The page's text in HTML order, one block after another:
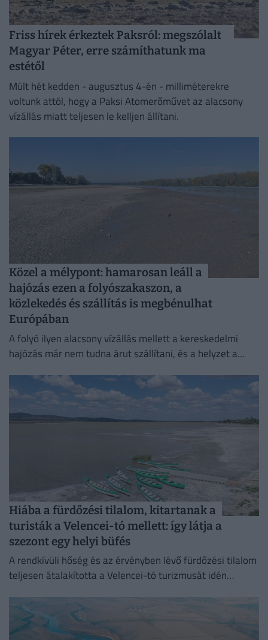
Friss hírek érkeztek Paksról: megszólalt
Magyar Péter, erre számíthatunk ma
estétől
Múlt hét kedden - augusztus 4-én - milliméterekre
voltunk attól, hogy a Paksi Atomerőművet az alacsony
vízállás miatt teljesen le kelljen állítani.
Közel a mélypont: hamarosan leáll a
hajózás ezen a folyószakaszon, a
közlekedés és szállítás is megbénulhat
Európában
A folyó ilyen alacsony vízállás mellett a kereskedelmi
hajózás már nem tudna árut szállítani, és a helyzet a
Hiába a fürdőzési tilalom, kitartanak a
turisták a Velencei-tó mellett: így látja a
szezont egy helyi büfés
A rendkívüli hőség és az érvényben lévő fürdőzési tilalom
teljesen átalakította a Velencei-tó turizmusát idén